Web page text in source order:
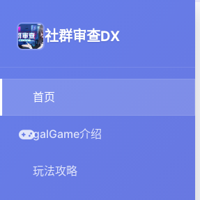
社群审查DX
首页
galGame介绍
玩法攻略